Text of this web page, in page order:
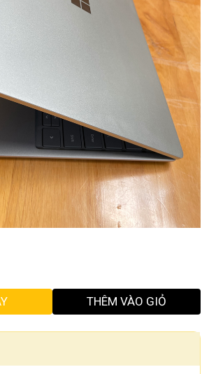
THÊM VÀO GIỎ